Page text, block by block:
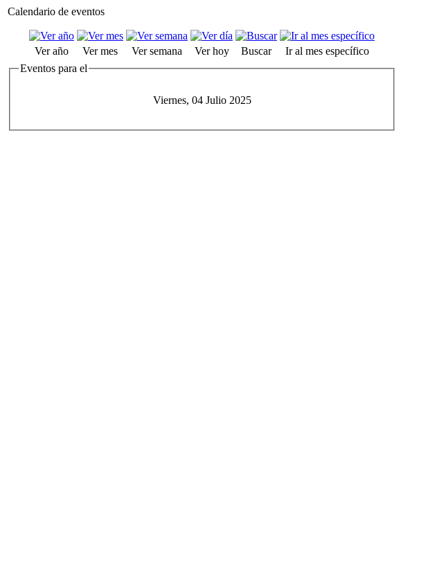
Calendario de eventos
Ver año Ver mes Ver semana Ver hoy Buscar
Ir al mes específico
Eventos para el
Viernes, 04 Julio 2025